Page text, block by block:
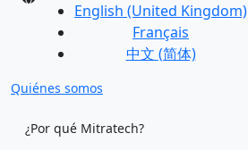
English (United Kingdom)
Français
中文 (简体)
Quiénes somos
¿Por qué Mitratech?